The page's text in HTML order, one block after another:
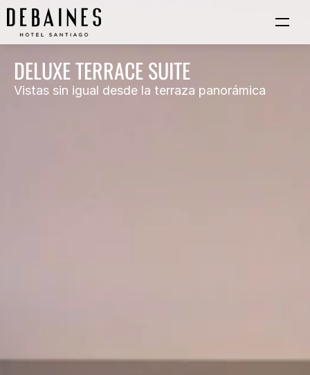
DELUXE TERRACE SUITE
Vistas sin igual desde la terraza panorámica